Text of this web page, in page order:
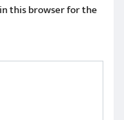
this browser for the